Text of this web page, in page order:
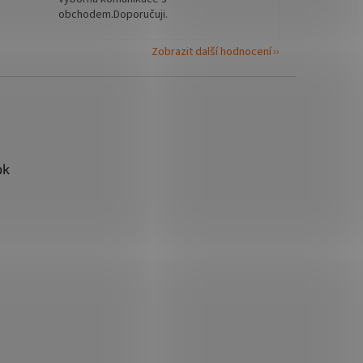
obchodem.Doporučuji.
Zobrazit další hodnocení